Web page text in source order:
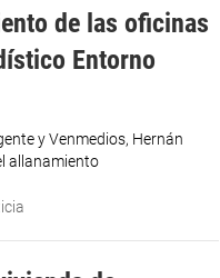
de las oficinas
Entorno
y Venmedios, Hernán
allanamiento